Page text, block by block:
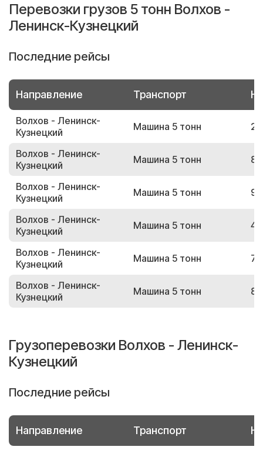
Перевозки грузов 5 тонн Волхов -
Ленинск-Кузнецкий
Последние рейсы
Направление Транспорт
Волхов - Ленинск-
Кузнецкий
Машина 5 тонн
Волхов - Ленинск-
Кузнецкий
Машина 5 тонн
Волхов - Ленинск-
Кузнецкий
Машина 5 тонн
Волхов - Ленинск-
Кузнецкий
Машина 5 тонн
Волхов - Ленинск-
Кузнецкий
Машина 5 тонн
Волхов - Ленинск-
Кузнецкий
Машина 5 тонн
Грузоперевозки Волхов - Ленинск-
Кузнецкий
Последние рейсы
Направление Транспорт